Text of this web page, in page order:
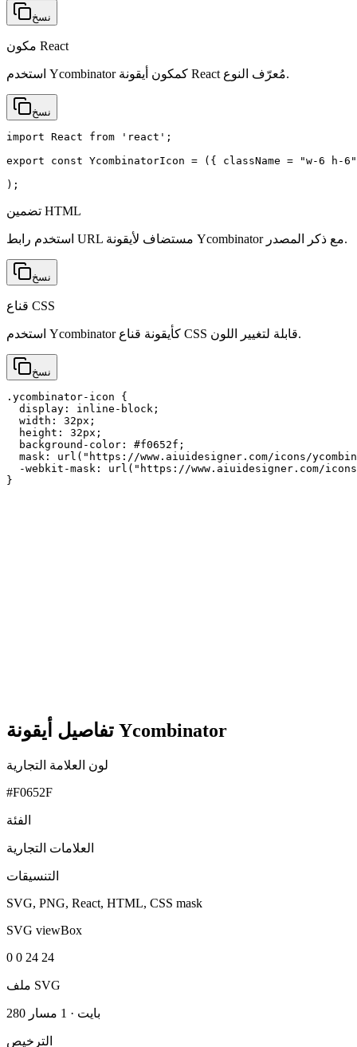
نسخ
مكون React
استخدم Ycombinator كمكون أيقونة React مُعرّف النوع.
نسخ
import React from 'react';
export const YcombinatorIcon = ({ className = "w-6
);
تضمين HTML
استخدم رابط URL مستضاف لأيقونة Ycombinator مع ذكر المصدر.
نسخ
قناع CSS
استخدم Ycombinator كأيقونة قناع CSS قابلة لتغيير اللون.
نسخ
.ycombinator-icon {
  display: inline-block;
  width: 32px;
  height: 32px;
  background-color: #f0652f;
mask: url("https://www.aiuidesigner.com/icons/
-webkit-mask: url("https://www.aiuidesigner.com/
}
تفاصيل أيقونة Ycombinator
لون العلامة التجارية
#F0652F
الفئة
العلامات التجارية
التنسيقات
SVG, PNG, React, HTML, CSS mask
SVG viewBox
0 0 24 24
ملف SVG
280 بايت · 1 مسار
الترخيص